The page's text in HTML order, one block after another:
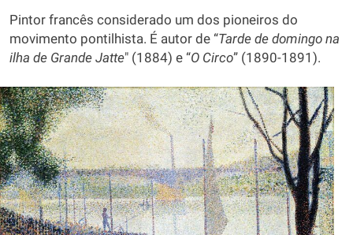
Pintor francês considerado um dos pioneiros do
movimento pontilhista. É autor de “Tarde de domingo na
ilha de Grande Jatte" (1884) e “O Circo” (1890-1891).